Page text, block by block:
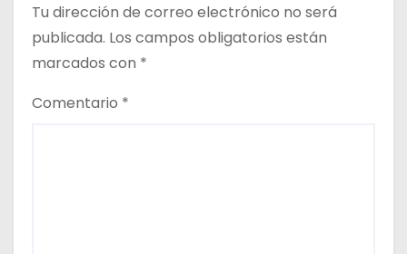
Tu dirección de correo electrónico no será
publicada. Los campos obligatorios están
marcados con *
Comentario *